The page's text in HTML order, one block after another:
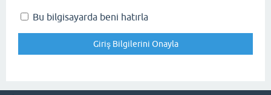
Bu bilgisayarda beni hatırla